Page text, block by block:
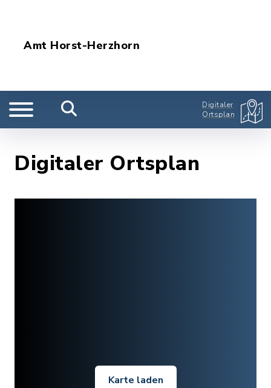
Amt Horst-Herzhorn
Digitaler
Ortsplan
Digitaler Ortsplan
Karte laden